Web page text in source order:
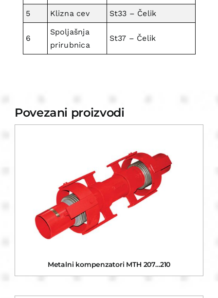
5 Klizna cev St33 – Čelik
6
Spoljašnja
prirubnica
St37 – Čelik
Povezani proizvodi
Metalni kompenzatori MTH 207…210